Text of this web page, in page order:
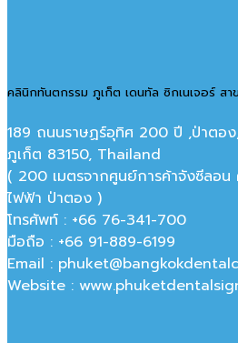
คลินิกทันตกรรม ภูเก็ต เดนทัล ซิกเนเจอร์ สา
189 ถนนราษฏร์อุทิศ 200 ปี ,ป่าตอง
ภูเก็ต 83150, Thailand
( 200 เมตรจากศูนย์การค้าจังซีลอ
ไฟฟ้า ป่าตอง )
โทรศัพท์ : +66 76-341-700
มือถือ : +66 91-889-6199
Email :
Website :